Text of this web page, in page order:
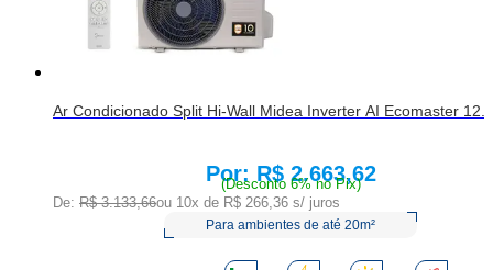
Ar Condicionado Split Hi-Wall Midea Inverter AI Ecomaster
Price:
R$ 2.663,62
(Desconto 6% no Pix)
De: R$ 3.133,66ou 10x de R$ 266,36 s/ juros
Para ambientes de até 20m²